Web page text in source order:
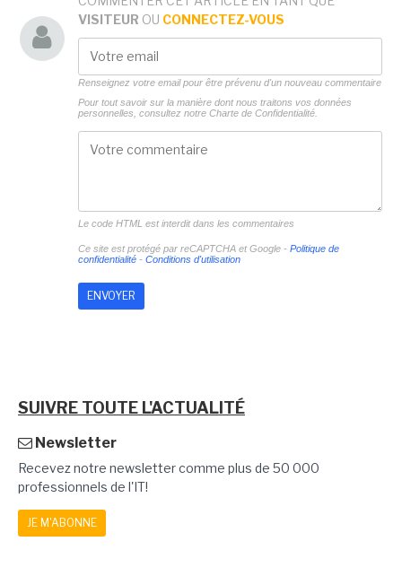
VISITEUR OU CONNECTEZ-VOUS
Renseignez votre email pour être prévenu d'un nouveau commentaire
Pour tout savoir sur la manière dont nous traitons vos données
personnelles, consultez notre Charte de Confidentialité.
Le code HTML est interdit dans les commentaires
Ce site est protégé par reCAPTCHA et Google - Politique de
confidentialité- Conditions d'utilisation
SUIVRE TOUTE L'ACTUALITÉ
Newsletter
Recevez notre newsletter comme plus de 50 000
professionnels de l'IT!
JE M'ABONNE